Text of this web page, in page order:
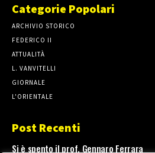
Categorie Popolari
ARCHIVIO STORICO
FEDERICO II
ATTUALITÀ
L. VANVITELLI
GIORNALE
L'ORIENTALE
Post Recenti
Si è spento il prof. Gennaro Ferrara